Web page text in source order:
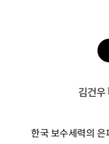
김건우
한국 보수세력의 은